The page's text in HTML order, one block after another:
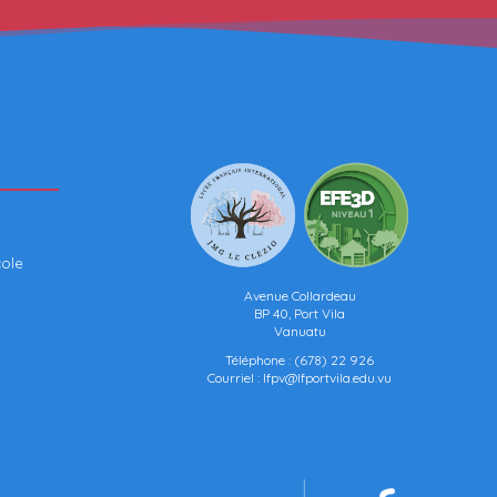
Avenue Collardeau
BP 40, Port Vila
Vanuatu
Téléphone : (678) 22 926
Courriel : lfpv@lfportvila.edu.vu